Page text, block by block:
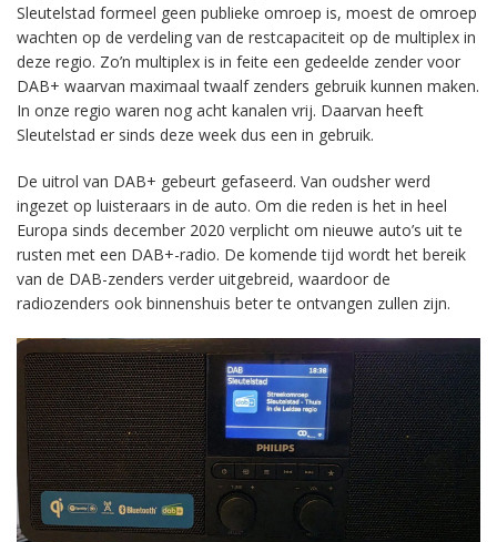
Sleutelstad formeel geen publieke omroep is, moest de omroep
wachten op de verdeling van de restcapaciteit op de multiplex in
deze regio. Zo’n multiplex is in feite een gedeelde zender voor
DAB+ waarvan maximaal twaalf zenders gebruik kunnen maken.
In onze regio waren nog acht kanalen vrij. Daarvan heeft
Sleutelstad er sinds deze week dus een in gebruik.
De uitrol van DAB+ gebeurt gefaseerd. Van oudsher werd
ingezet op luisteraars in de auto. Om die reden is het in heel
Europa sinds december 2020 verplicht om nieuwe auto’s uit te
rusten met een DAB+-radio. De komende tijd wordt het bereik
van de DAB-zenders verder uitgebreid, waardoor de
radiozenders ook binnenshuis beter te ontvangen zullen zijn.